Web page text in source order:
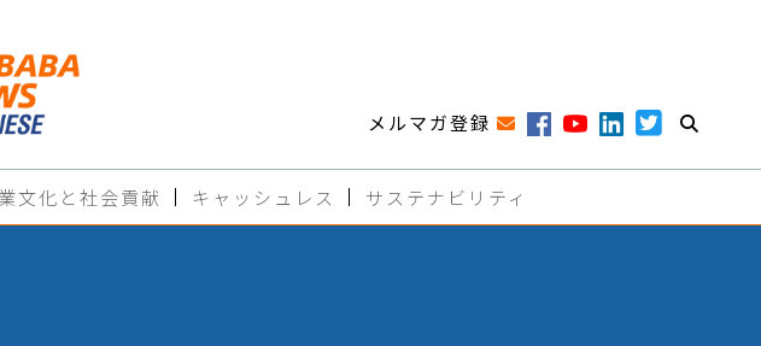
メルマガ登録
文化と社会貢献 キャッシュレス サステナビリティ